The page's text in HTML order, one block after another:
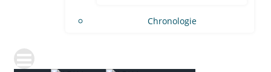
Chronologie